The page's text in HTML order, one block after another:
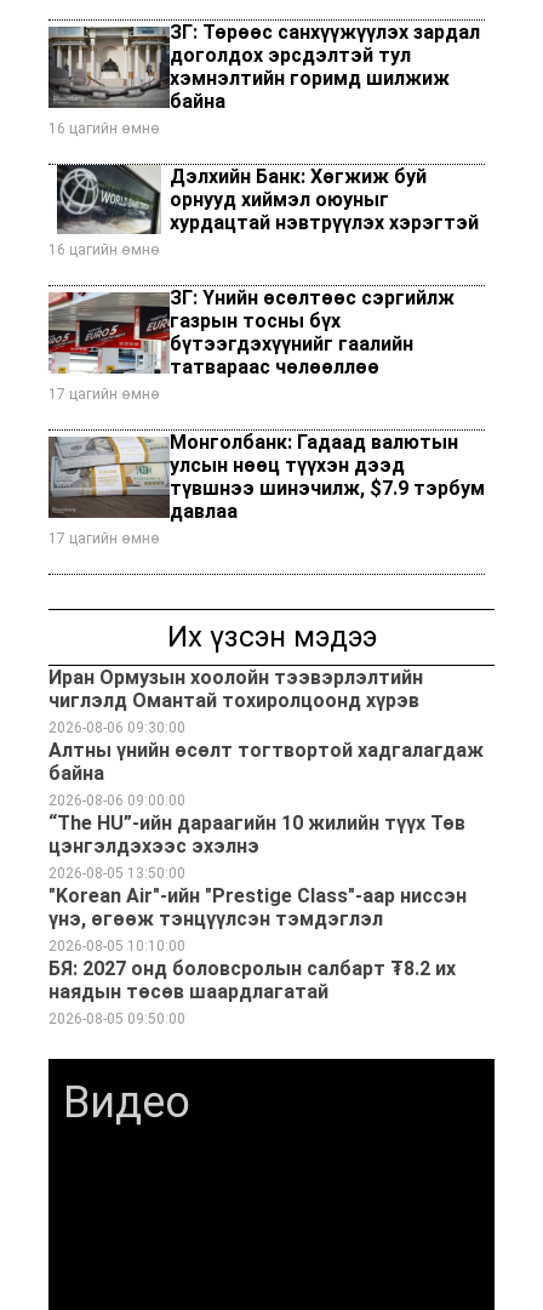
ЗГ: Төрөөс санхүүжүүлэх зардал
доголдох эрсдэлтэй тул
хэмнэлтийн горимд шилжиж
байна
16 цагийн өмнө
Дэлхийн Банк: Хөгжиж буй
орнууд хиймэл оюуныг
хурдацтай нэвтрүүлэх хэрэгтэй
16 цагийн өмнө
ЗГ: Үнийн өсөлтөөс сэргийлж
газрын тосны бүх
бүтээгдэхүүнийг гаалийн
татвараас чөлөөллөө
17 цагийн өмнө
Монголбанк: Гадаад валютын
улсын нөөц түүхэн дээд
түвшнээ шинэчилж, $7.9 тэрбум
давлаа
17 цагийн өмнө
Их үзсэн мэдээ
Иран Ормузын хоолойн тээвэрлэлтийн
чиглэлд Омантай тохиролцоонд хүрэв
2026-08-06 09:30:00
Алтны үнийн өсөлт тогтвортой хадгалагдаж
байна
2026-08-06 09:00:00
“The HU”-ийн дараагийн 10 жилийн түүх Төв
цэнгэлдэхээс эхэлнэ
2026-08-05 13:50:00
"Korean Air"-ийн "Prestige Class"-аар ниссэн
үнэ, өгөөж тэнцүүлсэн тэмдэглэл
2026-08-05 10:10:00
БЯ: 2027 онд боловсролын салбарт ₮8.2 их
наядын төсөв шаардлагатай
2026-08-05 09:50:00
Видео